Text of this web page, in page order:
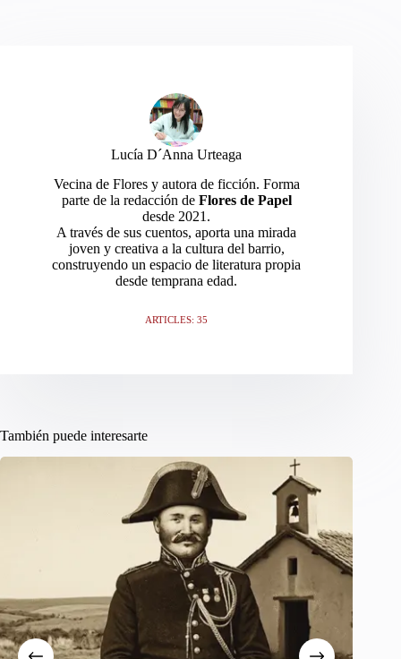
Lucía D´Anna Urteaga
Vecina de Flores y autora de ficción. Forma
parte de la redacción de Flores de Papel
desde 2021.
A través de sus cuentos, aporta una mirada
joven y creativa a la cultura del barrio,
construyendo un espacio de literatura propia
desde temprana edad.
ARTICLES: 35
También puede interesarte